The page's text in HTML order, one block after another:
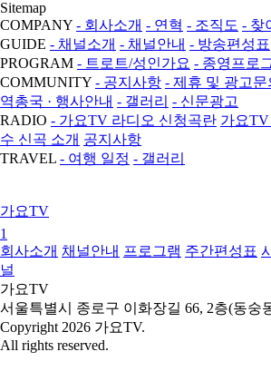
Sitemap
COMPANY - 회사소개 - 연혁 - 조직도 - 찾
GUIDE - 채널소개 - 채널안내 - 방송편성표
PROGRAM - 트로트/성인가요 - 종영프로
COMMUNITY - 공지사항 - 제휴 및 광고문
역총국 · 행사안내 - 갤러리 - 신문광고
RADIO - 가요TV 라디오 신청곡란 가요TV
수 신곡 소개 공지사항
TRAVEL - 여행 일정 - 갤러리
가요TV
1
회사소개 채널안내 프로그램 주간편성표
널
가요TV
서울특별시 종로구 이화장길 66, 2층(동숭
Copyright 2026 가요TV.
All rights reserved.